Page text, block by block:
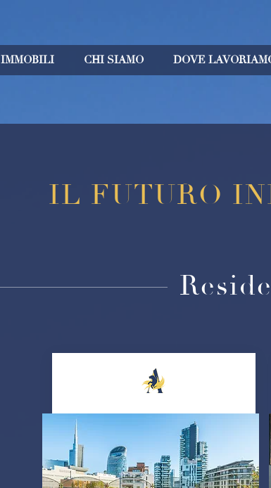
IMMOBILI CHI SIAMO DOVE
IL FUTURO